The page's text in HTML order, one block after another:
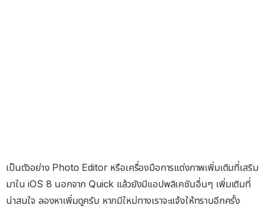
เป็นตัวอย่าง Photo Editor หรือเครื่องมือการแต่งภาพเพิ่มเติมที่เสริม
มาใน iOS 8 นอกจาก Quick แล้วยังมีแอปพลิเคชันอื่นๆ เพิ่มเติมที่
น่าสนใจ ลองหาเพิ่มดูครับ หากมีใหม่ทางเราจะแจ้งให้ทราบอีกครั้ง